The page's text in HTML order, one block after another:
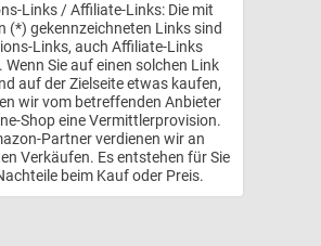
Links / Affiliate-Links: Die mit
(*) gekennzeichneten Links sind
Links, auch Affiliate-Links
Sie auf einen solchen Link
auf der Zielseite etwas kaufen,
wir vom betreffenden Anbieter
Shop eine Vermittlerprovision.
Partner verdienen wir an
Verkäufen. Es entstehen für Sie
beim Kauf oder Preis.